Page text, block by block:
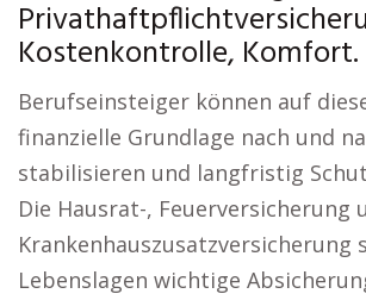
Kostenkontrolle, Komfort.
Berufseinsteiger können auf
finanzielle Grundlage nach und
stabilisieren und langfristig
Die Hausrat-, Feuerversicherung
Krankenhauszusatzversicherung
Lebenslagen wichtige